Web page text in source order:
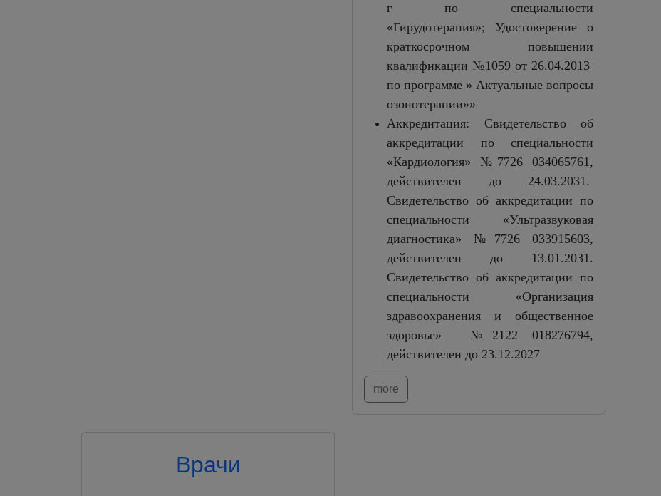
г по специальности
«Гирудотерапия»; Удостоверение о
краткосрочном повышении
квалификации №1059 от 26.04.2013
по программе » Актуальные вопросы
озонотерапии»»
Аккредитация: Свидетельство об
аккредитации по специальности
«Кардиология» №7726 034065761,
действителен до 24.03.2031.
Свидетельство об аккредитации по
специальности «Ультразвуковая
диагностика» №7726 033915603,
действителен до 13.01.2031.
Свидетельство об аккредитации по
специальности «Организация
здравоохранения и общественное
здоровье» №2122 018276794,
действителен до 23.12.2027
more
Врачи